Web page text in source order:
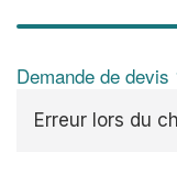
Demande de
Erreur lors du